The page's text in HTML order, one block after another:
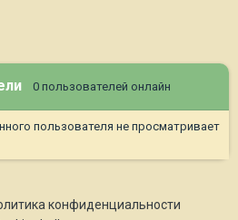
0 пользователей онлайн
пользователя не просматривает
конфиденциальности